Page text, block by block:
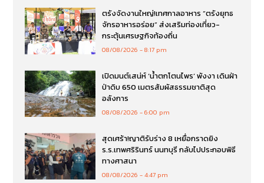
ตรังจัดงานใหญ่!เทศกาลอาหาร “ตรังยุทธ
จักรอาหารอร่อย” ส่งเสริมท่องเที่ยว-
กระตุ้นเศรษฐกิจท้องถิ่น
08/08/2026 8:17 pm
เปิดมนต์เสน่ห์ ‘น้ำตกโตนไพร’ พังงา เดินฝ่า
ป่าดิบ 650 เมตรสัมผัสธรรมชาติสุด
อลังการ
08/08/2026 6:00 pm
สุดเศร้า!ญาติรับร่าง 8 เหยื่อกราดยิง
ร.ร.เทพศริรินทร์ นนทบุรี กลับไปประกอบพิธี
ทางศาสนา
08/08/2026 4:47 pm